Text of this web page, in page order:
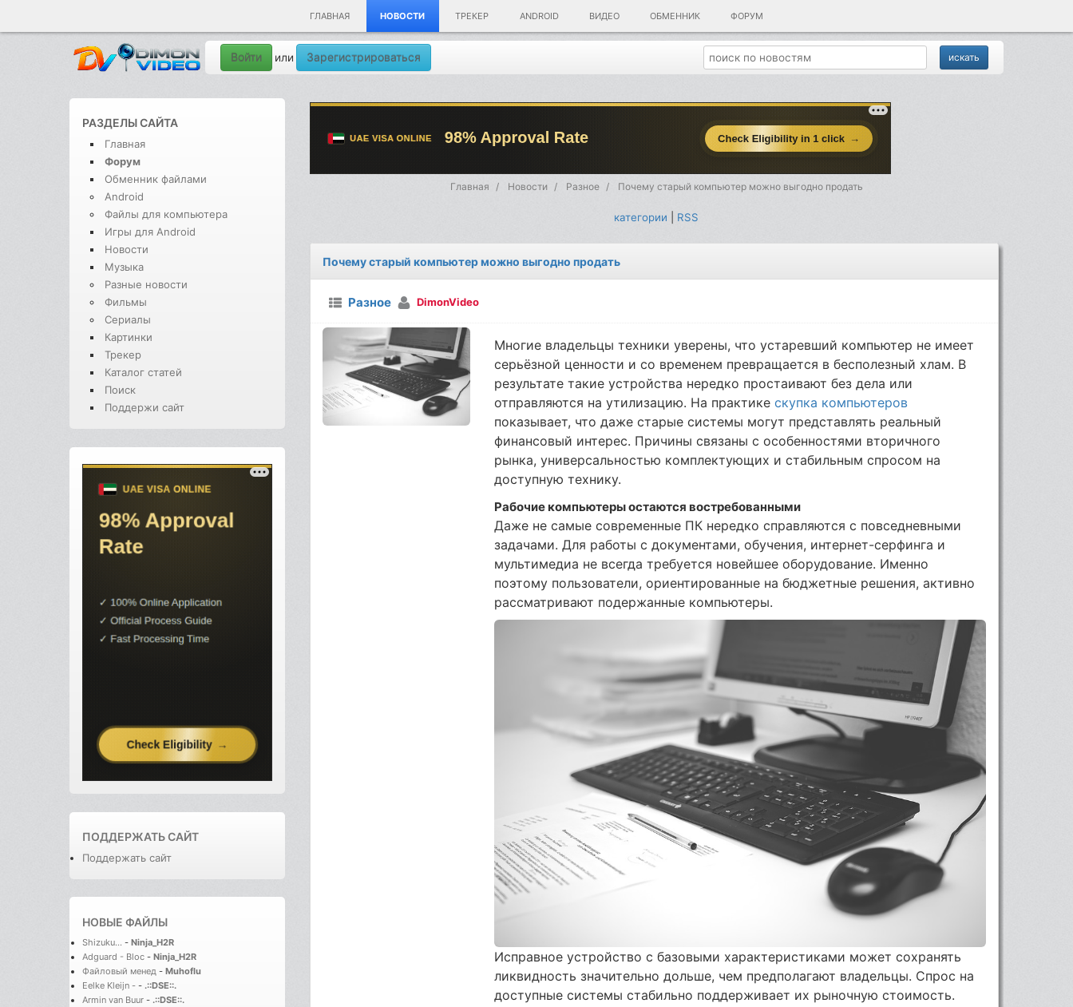
ГЛАВНАЯ НОВОСТИ ТРЕКЕР ANDROID ВИДЕО ОБМЕННИК ФОРУМ
Войти или Зарегистрироваться
РАЗДЕЛЫ САЙТА
Главная
Форум
Обменник файлами
Android
Файлы для компьютера
Игры для Android
Новости
Музыка
Разные новости
Фильмы
Сериалы
Картинки
Трекер
Каталог статей
Поиск
Поддержи сайт
ПОДДЕРЖАТЬ САЙТ
Поддержать сайт
НОВЫЕ ФАЙЛЫ
Shizuku... - Ninja_H2R
Adguard - Bloc - Ninja_H2R
Файловый менед - Muhoflu
Eelke Kleijn - - .::DSE::.
Armin van Buur - .::DSE::.
Главная Новости Разное Почему старый компьютер можно выгодно продать
категории RSS
Почему старый компьютер можно выгодно продать
Разное DimonVideo
Многие владельцы техники уверены, что устаревший компьютер не имеет
серьёзной ценности и со временем превращается в бесполезный хлам. В
результате такие устройства нередко простаивают без дела или
отправляются на утилизацию. На практикескупка компьютеров
показывает, что даже старые системы могут представлять реальный
финансовый интерес. Причины связаны с особенностями вторичного
рынка, универсальностью комплектующих и стабильным спросом на
доступную технику.
Рабочие компьютеры остаются востребованными
Даже не самые современные ПК нередко справляются с повседневными
задачами. Для работы с документами, обучения, интернет-серфинга и
мультимедиа не всегда требуется новейшее оборудование. Именно
поэтому пользователи, ориентированные на бюджетные решения, активно
рассматривают подержанные компьютеры.
Исправное устройство с базовыми характеристиками может сохранять
ликвидность значительно дольше, чем предполагают владельцы. Спрос на
доступные системы стабильно поддерживает их рыночную стоимость.